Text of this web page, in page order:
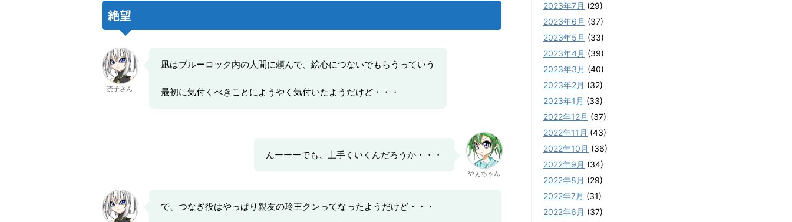
絶望
読子さん
凪はブルーロック内の人間に頼んで、絵心につないでもらうっていう
最初に気付くべきことにようやく気付いたようだけど・・・
んーーーでも、上手くいくんだろうか・・・
やえちゃん
で、つなぎ役はやっぱり親友の玲王クンってなったようだけど・・・
2023年7月 (29)
2023年6月 (37)
2023年5月 (33)
2023年4月 (39)
2023年3月 (40)
2023年2月 (32)
2023年1月 (33)
2022年12月 (37)
2022年11月 (43)
2022年10月 (36)
2022年9月 (34)
2022年8月 (29)
2022年7月 (31)
2022年6月 (37)